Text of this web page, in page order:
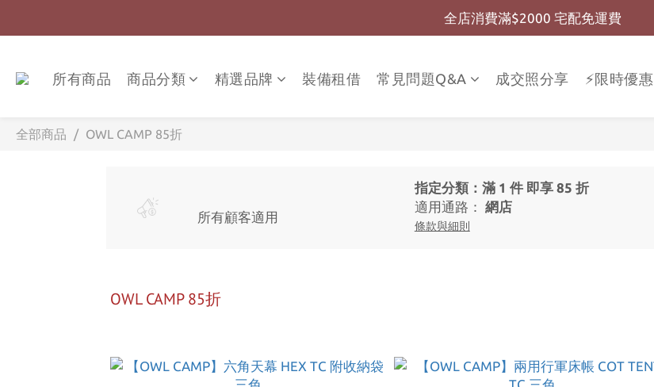
全店消費滿$999 超商免運費
所有商品 商品分類 精選品牌 裝備租借 常見問題Q&A 成交照分享 ⚡限時優惠
全部商品 OWL CAMP 85折
所有顧客適用
指定分類：滿 1 件 即享 85 折
適用通路： 網店
條款與細則
OWL CAMP 85折